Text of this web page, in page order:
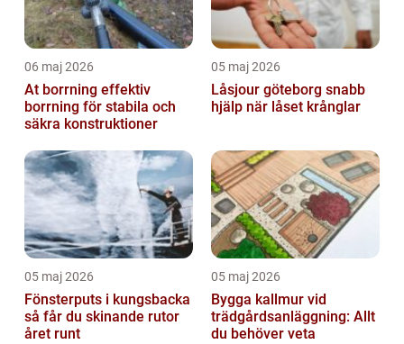
06 maj 2026
At borrning effektiv
borrning för stabila och
säkra konstruktioner
05 maj 2026
Låsjour göteborg snabb
hjälp när låset krånglar
05 maj 2026
Fönsterputs i kungsbacka
så får du skinande rutor
året runt
05 maj 2026
Bygga kallmur vid
trädgårdsanläggning: Allt
du behöver veta